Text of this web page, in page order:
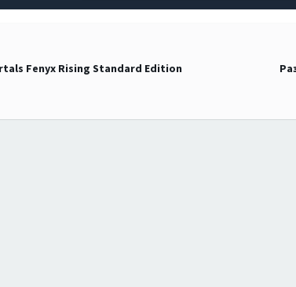
Fenyx Rising Standard Edition